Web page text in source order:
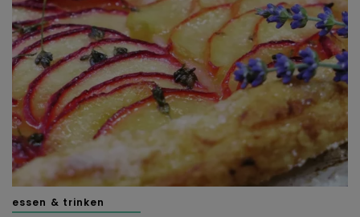
essen & trinken